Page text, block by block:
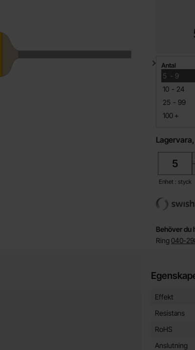
Antal
5 -
till 9
10 -
till 24
25 -
till 99
100 +
till
Enhet : styck
Behöver du
Ring 040-
Egenskaper/
Attribut
Effekt
Resistans
RoHS
Anslutning